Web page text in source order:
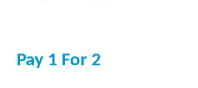
Pay 1 For 2